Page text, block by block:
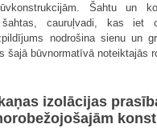
Šahtu un
cauruļvadi, kas iet
nodrošina sienu un
šajā būvnormatīvā noteiktajās
izolācijas